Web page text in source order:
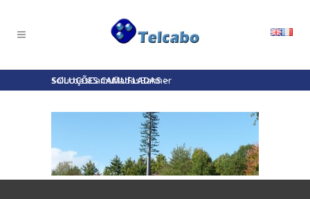
SOLUÇÕES CAMUFLADAS>
solucoesCamufladasBanner